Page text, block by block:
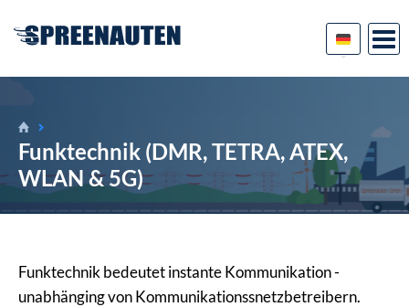
Funktechnik (DMR, TETRA, ATEX,
WLAN & 5G)
Funktechnik bedeutet instante Kommunikation -
unabhänging von Kommunikationssnetzbetreibern.